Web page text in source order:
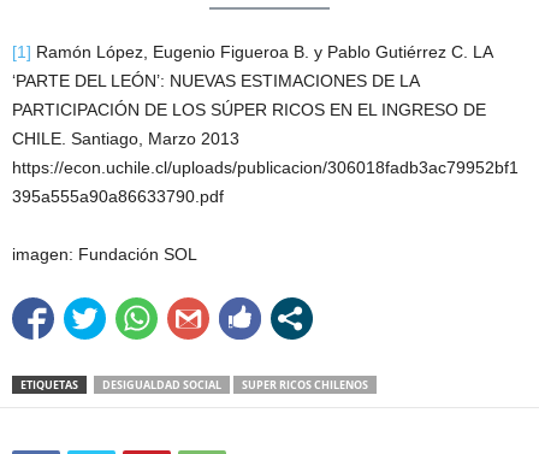
[1] Ramón López, Eugenio Figueroa B. y Pablo Gutiérrez C. LA
‘PARTE DEL LEÓN’: NUEVAS ESTIMACIONES DE LA
PARTICIPACIÓN DE LOS SÚPER RICOS EN EL INGRESO DE
CHILE. Santiago, Marzo 2013
https://econ.uchile.cl/uploads/publicacion/306018fadb3ac79952bf1
395a555a90a86633790.pdf
imagen: Fundación SOL
ETIQUETAS DESIGUALDAD SOCIAL SUPER RICOS CHILENOS